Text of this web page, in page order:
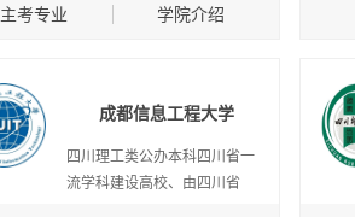
主考专业 学院介绍
成都信息工程大学
四川理工类公办本科四川省一
流学科建设高校、由四川省